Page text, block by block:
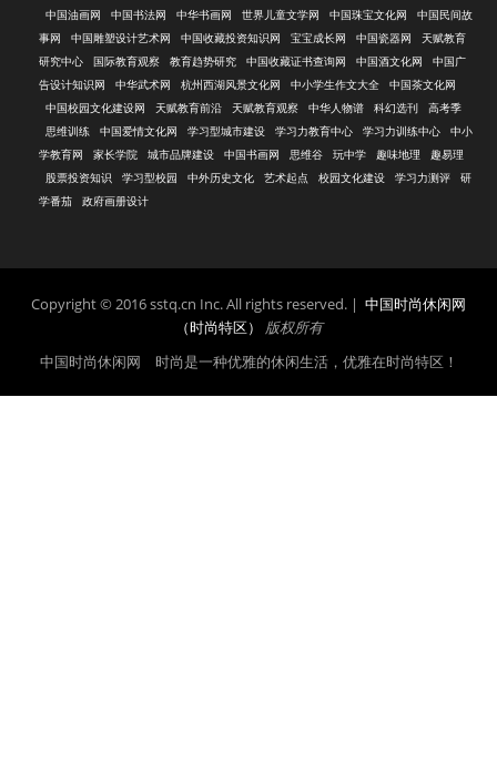
中国油画网
中国书法网 中华书画网 世界儿童文学网 中国珠宝文化网
中国民间故
事网
中国雕塑设计艺术网 中国收藏投资知识网 宝宝成长网 中国瓷器网
天赋教育
研究中心
国际教育观察 教育趋势研究 中国收藏证书查询网 中国酒文化网
中国广
告设计知识网
中华武术网 杭州西湖风景文化网 中小学生作文大全
中国茶文化网
中国校园文化建设网
天赋教育前沿 天赋教育观察 中华人物谱 科幻选刊
高考季
思维训练
中国爱情文化网 学习型城市建设 学习力教育中心 学习力训练中心
中小
学教育网
家长学院 城市品牌建设 中国书画网 思维谷 玩中学 趣味地理
趣易理
股票投资知识
学习型校园 中外历史文化 艺术起点 校园文化建设 学习力测评
研
学番茄
政府画册设计
Copyright © 2016 sstq.cn Inc. All rights reserved. | 中国时尚休闲网
（时尚特区）
版权所有
中国时尚休闲网 时尚是一种优雅的休闲生活，优雅在时尚特区！